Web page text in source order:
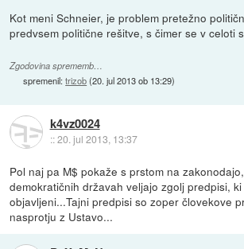
Kot meni Schneier, je problem pretežno
predvsem politične rešitve, s čimer se v celoti
Zgodovina sprememb…
spremenil:trizob(20. jul 2013 ob 13:29)
k4vz0024
::20. jul 2013, 13:37
Pol naj pa M$ pokaže s prstom na
demokratičnih državah veljajo zgolj predpisi,
objavljeni...Tajni predpisi so zoper človekove
nasprotju z Ustavo...